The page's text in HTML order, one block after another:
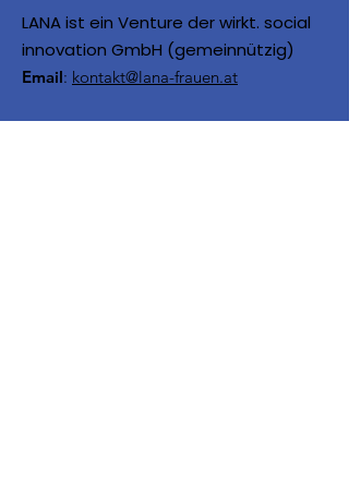
LANA ist ein Venture der wirkt. social
innovation GmbH (gemeinnützig)
Email: kontakt@lana-frauen.at